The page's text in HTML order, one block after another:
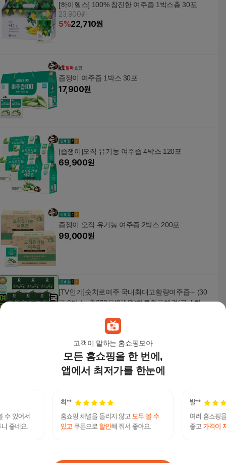
고객이 말하는 홈쇼핑모아
모든 홈쇼핑을 한 번에,
앱에서 최저가를 한눈에
[하이헬스] 100% 참진한 여주즙 1박스총 30포
23,900원
5%22,710원
즙쟁이 여주즙 1박스 30포
17,900원
[즙쟁이]오직 유기농 여주즙 4박스 120포
69,900원
즙쟁이 오직 유기농 여주즙 2박스 200포
99,000원
[TV인기]숫치로여주 국내최대고함량여주즙∼ (30
포 9박스=총270포(9개월)하루한포해결(국내최대
[즙쟁이] 오직 유기농 여주즙 3박스 90포
52,900원
파워연관검색어